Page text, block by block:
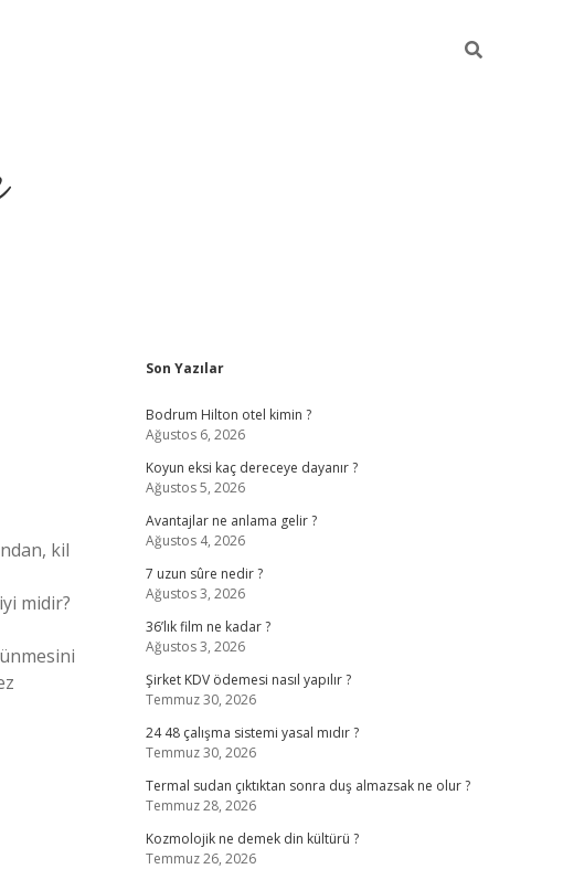
kil
midir?
Sidebar
Son Yazılar
Bodrum Hilton otel kimin ?
Ağustos 6, 2026
Koyun eksi kaç dereceye dayanır ?
Ağustos 5, 2026
Avantajlar ne anlama gelir ?
Ağustos 4, 2026
7 uzun sûre nedir ?
Ağustos 3, 2026
36’lık film ne kadar ?
Ağustos 3, 2026
Şirket KDV ödemesi nasıl yapılır ?
Temmuz 30, 2026
24 48 çalışma sistemi yasal mıdır ?
Temmuz 30, 2026
Termal sudan çıktıktan sonra duş almazsak ne olur ?
Temmuz 28, 2026
Kozmolojik ne demek din kültürü ?
Temmuz 26, 2026
ilbetbetcipiabellacasino sitesi